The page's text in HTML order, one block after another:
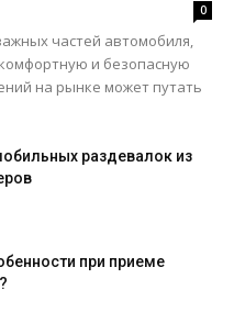
0
частей автомобиля,
и безопасную
на рынке может путать
раздевалок из
при приеме